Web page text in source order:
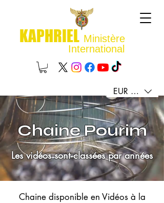
KAPHRIEL Ministère
International
EUR (€)
Chaine Pourim
Les vidéos sont classées par années
Chaine disponible en Vidéos à la